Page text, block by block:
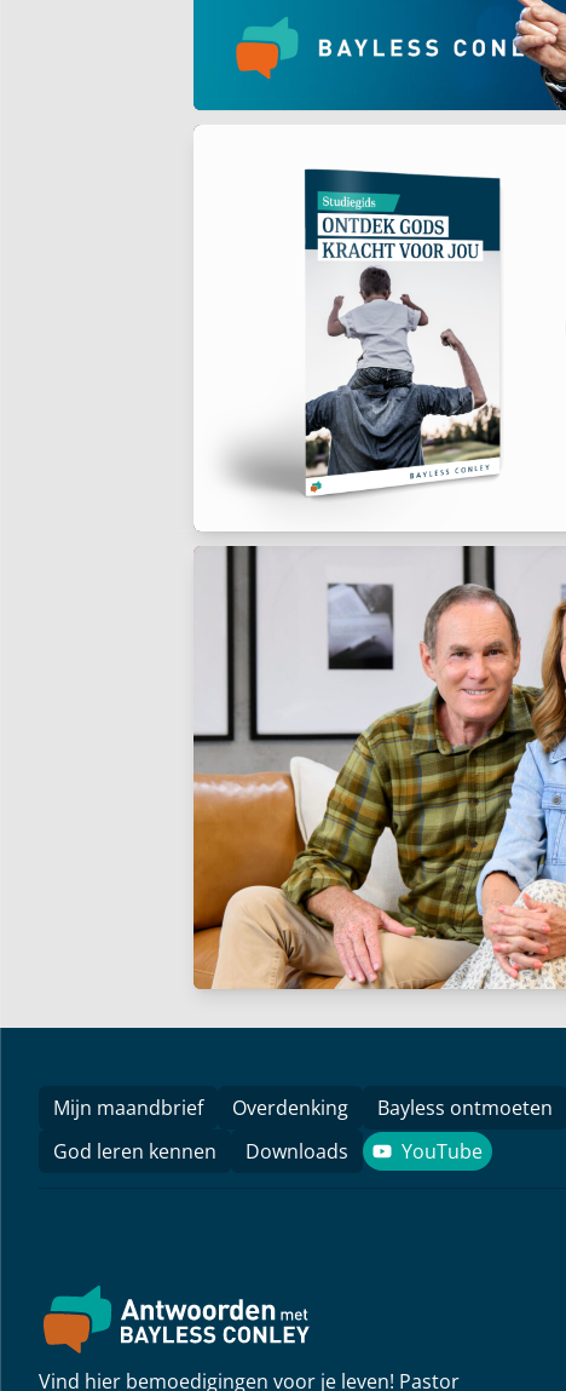
Mijn maandbrief Overdenking Bayless ontmoeten
God leren kennen
Downloads YouTube
YouTube
Vind hier bemoedigingen voor je leven! Pastor